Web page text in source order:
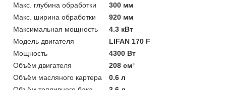
Макс. глубина обработки
300 мм
Макс. ширина обработки
920 мм
Максимальная мощность
4.3 кВт
Модель двигателя
LIFAN 170 F
Мощность
4300 Вт
Объём двигателя
208 см³
Объём масляного картера
0.6 л